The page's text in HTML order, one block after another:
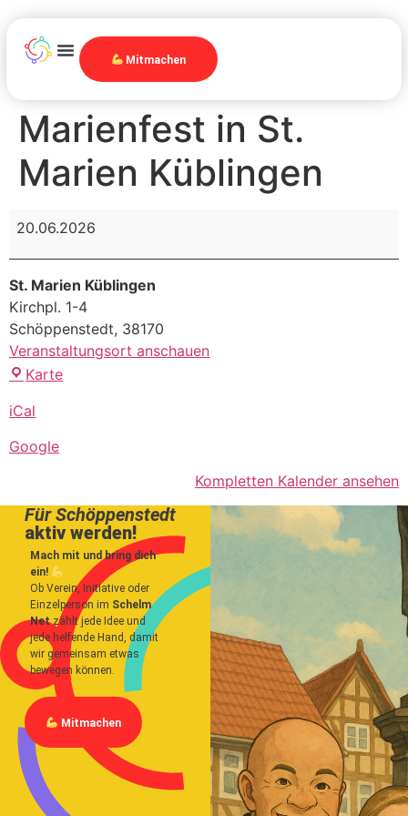
Mitmachen
Marienfest in St.
Marien Küblingen
20.06.2026
St. Marien Küblingen
Kirchpl. 1-4
Schöppenstedt, 38170
Veranstaltungsort anschauen
Karte
iCal
Google
Kompletten Kalender ansehen
Für Schöppenstedt
aktiv werden!
Mach mit und bring dich
ein!
Ob Verein, Initiative oder
Einzelperson im Schelm
Netzählt jede Idee und
jede helfende Hand, damit
wir gemeinsam etwas
bewegen können.
Mitmachen